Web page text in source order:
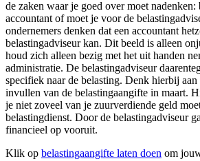
de zaken waar je goed over moet nadenken:
accountant of moet je voor de
ondernemers denken dat een accountant
belastingadviseur kan. Dit beeld is alleen
houd zich alleen bezig met het uit handen
administratie. De belastingadviseur
specifiek naar de belasting. Denk hierbij
invullen van de belastingaangifte in maart.
je niet zoveel van je zuurverdiende geld
belastingdienst. Door de belastingadviseur
financieel op vooruit.
Klik op belastingaangifte laten doen om